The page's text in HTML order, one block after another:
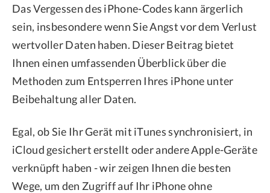
Das Vergessen des iPhone-Codes kann ärgerlich
sein, insbesondere wenn Sie Angst vor dem Verlust
wertvoller Daten haben. Dieser Beitrag bietet
Ihnen einen umfassenden Überblick über die
Methoden zum Entsperren Ihres iPhone unter
Beibehaltung aller Daten.
Egal, ob Sie Ihr Gerät mit iTunes synchronisiert, in
iCloud gesichert erstellt oder andere Apple-Geräte
verknüpft haben - wir zeigen Ihnen die besten
Wege, um den Zugriff auf Ihr iPhone ohne